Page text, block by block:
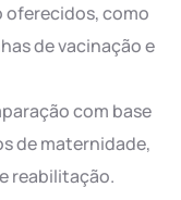
oferecidos, como
de vacinação e
com base
de maternidade,
reabilitação.